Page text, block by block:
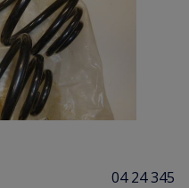
04 24 345